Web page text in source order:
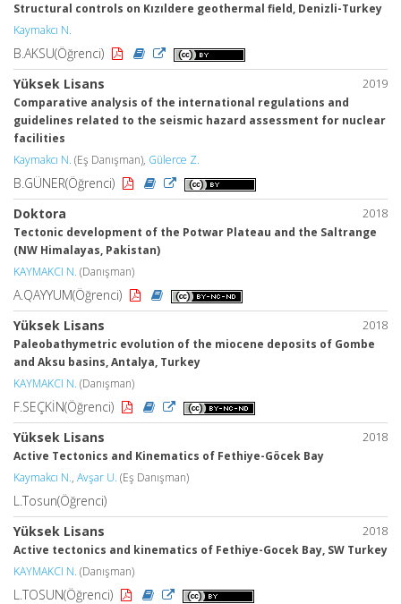
Structural controls on Kızıldere geothermal field, Denizli-Turkey
Kaymakcı N.
B.AKSU(Öğrenci)
2019
Yüksek Lisans
Comparative analysis of the international regulations and
guidelines related to the seismic hazard assessment for nuclear
facilities
Kaymakcı N. (Eş Danışman), Gülerce Z.
B.GÜNER(Öğrenci)
2018
Doktora
Tectonic development of the Potwar Plateau and the Saltrange
(NW Himalayas, Pakistan)
KAYMAKCI N. (Danışman)
A.QAYYUM(Öğrenci)
2018
Yüksek Lisans
Paleobathymetric evolution of the miocene deposits of Gombe
and Aksu basins, Antalya, Turkey
KAYMAKCI N. (Danışman)
F.SEÇKİN(Öğrenci)
2018
Yüksek Lisans
Active Tectonics and Kinematics of Fethiye-Göcek Bay
Kaymakcı N., Avşar U. (Eş Danışman)
L.Tosun(Öğrenci)
2018
Yüksek Lisans
Active tectonics and kinematics of Fethiye-Gocek Bay, SW Turkey
KAYMAKCI N. (Danışman)
L.TOSUN(Öğrenci)